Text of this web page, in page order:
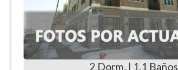
2 Dorm. | 1.1 Baños